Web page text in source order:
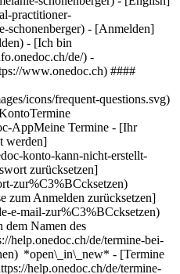
practitioner-
schonenberger) - [Anmelden]
- [Ich bin
de/) -
www.onedoc.ch) ####
icons/frequent-questions.svg)
AppMeine Termine - [Ihr
werden]
konto-kann-nicht-erstellt-
zurücksetzen]
zur%C3%BCcksetzen)
zum Anmelden zurücksetzen]
e-mail-zur%C3%BCcksetzen)
dem Namen des
help.onedoc.ch/de/termine-bei-
*open\_in\_new* - [Termine
help.onedoc.ch/de/termine-